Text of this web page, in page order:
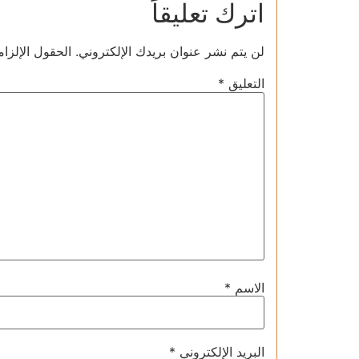
اترك تعليقاً
لن يتم نشر عنوان بريدك الإلكتروني. الحقول
التعليق *
الاسم *
البريد الإلكتروني *